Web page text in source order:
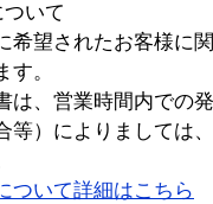
いて
希望されたお客様に
す。
は、営業時間内での
等）によりましては
ついて詳細はこちら